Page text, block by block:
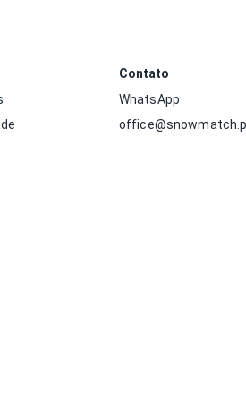
Contato
WhatsApp